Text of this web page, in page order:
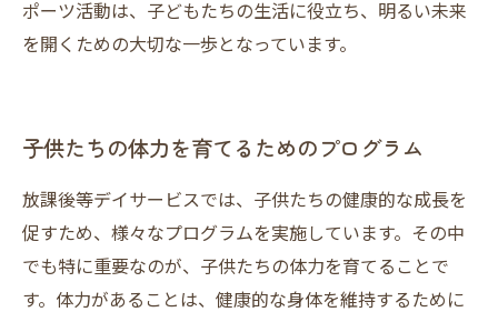
ポーツ活動は、子どもたちの生活に役立ち、明るい未来
を開くための大切な一歩となっています。
子供たちの体力を育てるためのプログラム
放課後等デイサービスでは、子供たちの健康的な成長を
促すため、様々なプログラムを実施しています。その中
でも特に重要なのが、子供たちの体力を育てることで
す。体力があることは、健康的な身体を維持するために